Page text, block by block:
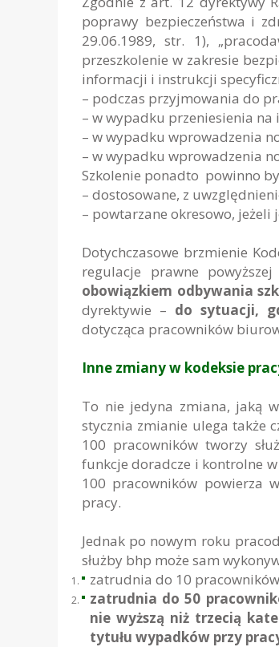
poprawy bezpieczeństwa i
29.06.1989, str. 1),
przeszkolenie w zakresie
informacji i instrukcji
– podczas przyjmowania do
– w wypadku przeniesienia na
– w wypadku wprowadzenia
– w wypadku wprowadzenia
Szkolenie ponadto powinno
– dostosowane, z
– powtarzane okresowo, jeżeli
Dotychczasowe brzmienie
regulacje prawne
obowiązkiem odbywania
dyrektywie – do sytuacji,
dotycząca pracowników
Inne zmiany w kodeksie
To nie jedyna zmiana, jaką
stycznia zmianie ulega także
100 pracowników tworzy
funkcje doradcze i kontrolne
100 pracowników powierza
pracy.
Jednak po nowym roku
służby bhp może sam
zatrudnia do 10
zatrudnia do 50
nie wyższą niż trzecią
tytułu wypadków przy